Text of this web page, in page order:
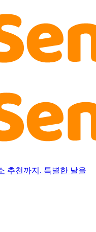
추천까지. 특별한 날을